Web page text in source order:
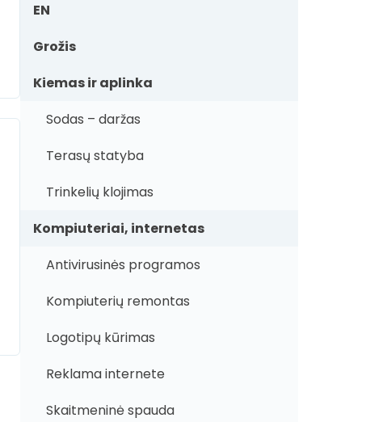
EN
Grožis
Kiemas ir aplinka
Sodas – daržas
Terasų statyba
Trinkelių klojimas
Kompiuteriai, internetas
Antivirusinės programos
Kompiuterių remontas
Logotipų kūrimas
Reklama internete
Skaitmeninė spauda